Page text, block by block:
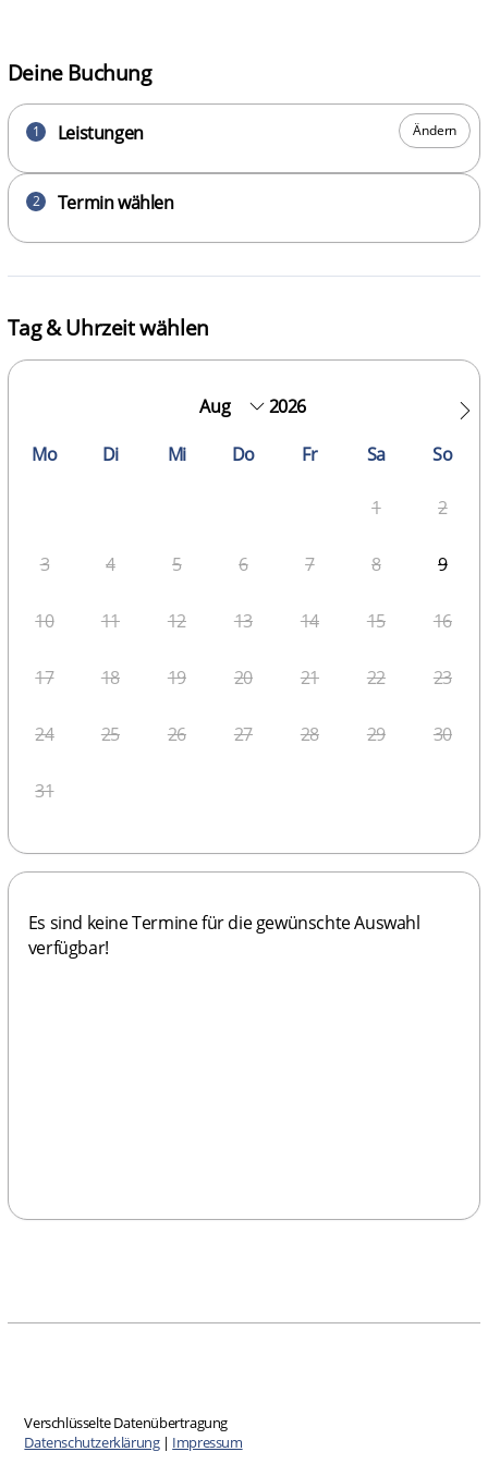
Tag & Uhrzeit wählen
2026
Mo
Di Mi Do Fr Sa So
1 2
3 4 5 6 7 8 9
10 11 12 13 14 15 16
17 18 19 20 21 22 23
24 25 26 27 28 29 30
31
Es sind keine Termine für die gewünschte Auswahl
verfügbar!
Deine Buchung
1 Leistungen Ändern
2 Termin wählen
Verschlüsselte Datenübertragung
Datenschutzerklärung| Impressum